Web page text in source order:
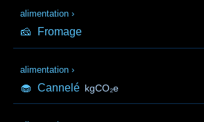
alimentation ›
🧀 Fromage
alimentation ›
🧁 Cannelé kgCO₂e